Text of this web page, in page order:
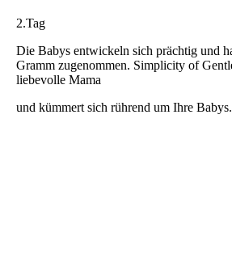
2.Tag
Die Babys entwickeln sich prächtig und
Gramm zugenommen. Simplicity of
liebevolle Mama
und kümmert sich rührend um Ihre Babys.